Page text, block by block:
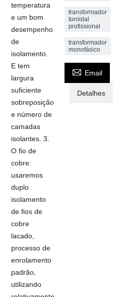
temperatura
e um bom
desempenho
de
isolamento.
E tem
largura
suficiente
sobreposição
e número de
camadas
isolantes. 3.
O fio de
cobre:
usaremos
duplo
isolamento
de fios de
cobre
lacado,
processo de
enrolamento
padrão,
utilizando
transformador
toroidal
profissional
transformador
monofásico
 Email
Detalhes